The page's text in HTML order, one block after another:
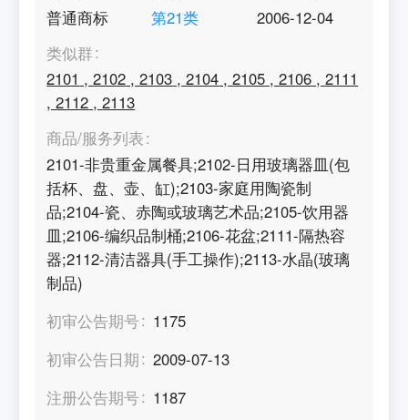
普通商标
第21类
2006-12-04
类似群
2101 ,2102 ,2103 ,2104 ,2105 ,2106 ,2111
,2112 ,2113
商品/服务列表
2101-非贵重金属餐具;2102-日用玻璃器皿(包
括杯、盘、壶、缸);2103-家庭用陶瓷制
品;2104-瓷、赤陶或玻璃艺术品;2105-饮用器
皿;2106-编织品制桶;2106-花盆;2111-隔热容
器;2112-清洁器具(手工操作);2113-水晶(玻璃
制品)
初审公告期号
1175
初审公告日期
2009-07-13
注册公告期号
1187